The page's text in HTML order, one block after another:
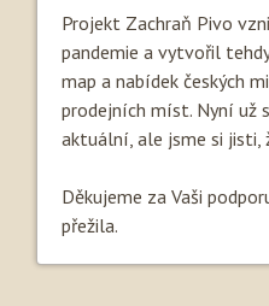
Projekt Zachraň Pivo
pandemie a vytvořil
map a nabídek českých
prodejních míst. Nyní už
aktuální, ale jsme si jisti,
Děkujeme za Vaši
přežila.